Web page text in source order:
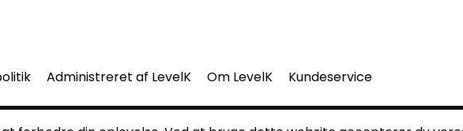
Administreret af LevelK Om LevelK Kundeservice